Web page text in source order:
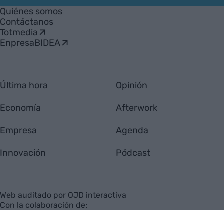
Empresa
Quiénes somos
Contáctanos
Totmedia
EnpresaBIDEA
Última hora
Economía
Empresa
Innovación
Opinión
Afterwork
Agenda
Pódcast
Web auditado por OJD interactiva
Con la colaboración de: